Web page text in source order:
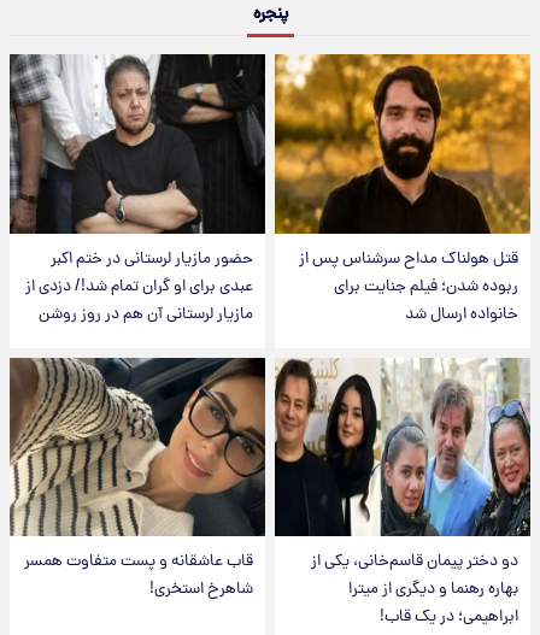
پنجره
قتل هولناک مداح سرشناس پس از
ربوده شدن؛ فیلم جنایت برای
خانواده ارسال شد
حضور مازیار لرستانی در ختم اکبر
عبدی برای او گران تمام شد!/ دزدی از
مازیار لرستانی آن هم در روز روشن
دو دختر پیمان قاسم‌خانی، یکی از
بهاره رهنما و دیگری از میترا
ابراهیمی؛ در یک قاب!
قاب عاشقانه و پست متفاوت همسر
شاهرخ استخری!